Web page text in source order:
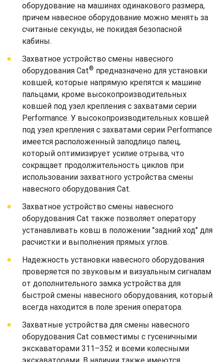
оборудование на машинах одинакового размера,
причем навесное оборудование можно менять за
считаные секунды, не покидая безопасной
кабины.
Захватное устройство смены навесного
оборудования Cat® предназначено для установки
ковшей, которые напрямую крепятся к машине
пальцами, кроме высокопроизводительных
ковшей под узел крепления с захватами серии
Performance. У высокопроизводительных ковшей
под узел крепления с захватами серии Performance
имеется расположенный заподлицо палец,
который оптимизирует усилие отрыва, что
сокращает продолжительность циклов при
использовании захватного устройства смены
навесного оборудования Cat.
Захватное устройство смены навесного
оборудования Cat также позволяет оператору
устанавливать ковш в положении "задний ход" для
расчистки и выполнения прямых углов.
Надежность установки навесного оборудования
проверяется по звуковым и визуальным сигналам
от дополнительного замка устройства для
быстрой смены навесного оборудования, который
всегда находится в поле зрения оператора.
Захватные устройства для смены навесного
оборудования Cat совместимы с гусеничными
экскаваторами 311–352 и всеми колесными